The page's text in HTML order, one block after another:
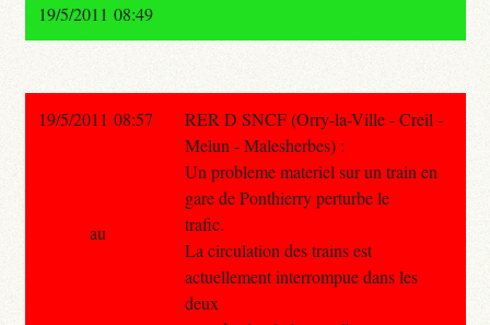
19/5/2011 08:49
19/5/2011 08:57
RER D SNCF (Orry-la-Ville - Creil -
Melun - Malesherbes) :
Un probleme materiel sur un train en
gare de Ponthierry perturbe le
trafic.
La circulation des trains est
actuellement interrompue dans les
deux
au